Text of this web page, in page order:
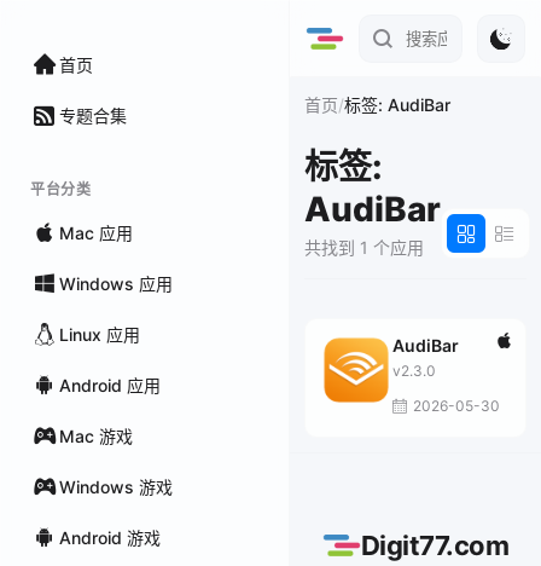
首页
专题合集
平台分类
Mac 应用
Windows 应用
Linux 应用
Android 应用
Mac 游戏
Windows 游戏
Android 游戏
首页/标签: AudiBar
标签:
AudiBar
共找到 1 个应用
AudiBar
v2.3.0
2026-05-30
Digit77.com